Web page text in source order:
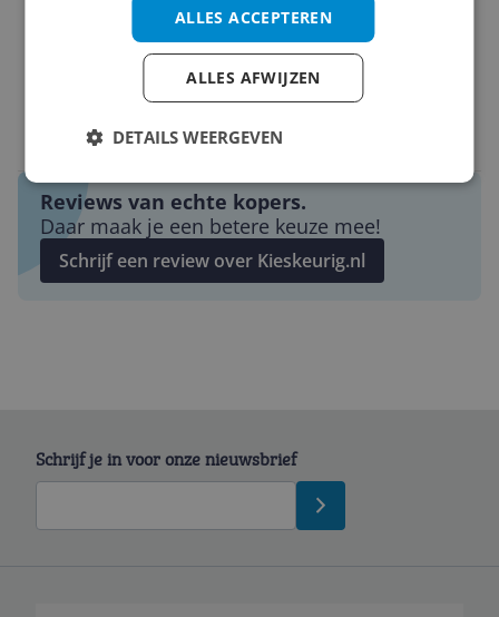
Dat de accu niet lang mee gaat
Ja, ik beveel dit product aan
0 reactiesReageer
Reviews van echte kopers.
Daar maak je een betere keuze mee!
Schrijf een review over Kieskeurig.nl
Schrijf je in voor onze nieuwsbrief
ALLES ACCEPTEREN
ALLES AFWIJZEN
DETAILS WEERGEVEN